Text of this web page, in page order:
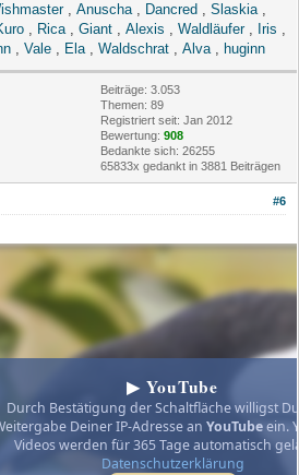
, Anuscha, Dancred , Slaskia,
, Rica, Giant , Alexis , Waldläufer, Iris ,
, Vale , Ela, Waldschrat , Alva, huginn
Beiträge: 3.053
Themen: 89
Registriert seit: Jan 2012
Bewertung: 908
Bedankte sich: 26255
65833x gedankt in 3881 Beiträgen
#6
▶ YouTube
Durch Bestätigung der Schaltfläche willigst
Deiner IP-Adresse an YouTubeein.
Videos werden für 365 Tage automatisch
Datenschutzerklärung